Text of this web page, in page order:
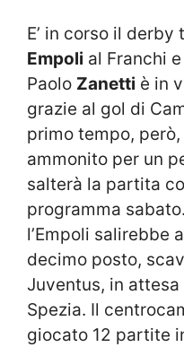
E’ in corso il derby
Empoli al Franchi
Paolo Zanetti è in
grazie al gol di
primo tempo, però,
ammonito per un
salterà la partita
programma
l’Empoli salirebbe
decimo posto,
Juventus, in
Spezia. Il
giocato 12 partite